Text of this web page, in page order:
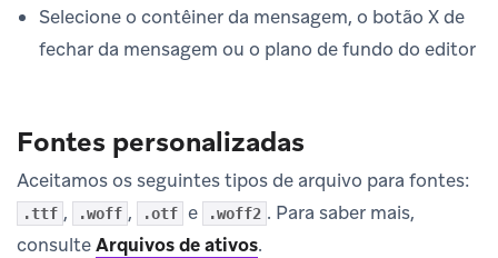
Selecione o contêiner da mensagem, o botão X de
fechar da mensagem ou o plano de fundo do editor
Fontes personalizadas
Aceitamos os seguintes tipos de arquivo para fontes:
.ttf , .woff , .otf e .woff2 . Para saber mais,
consulteArquivos de ativos.